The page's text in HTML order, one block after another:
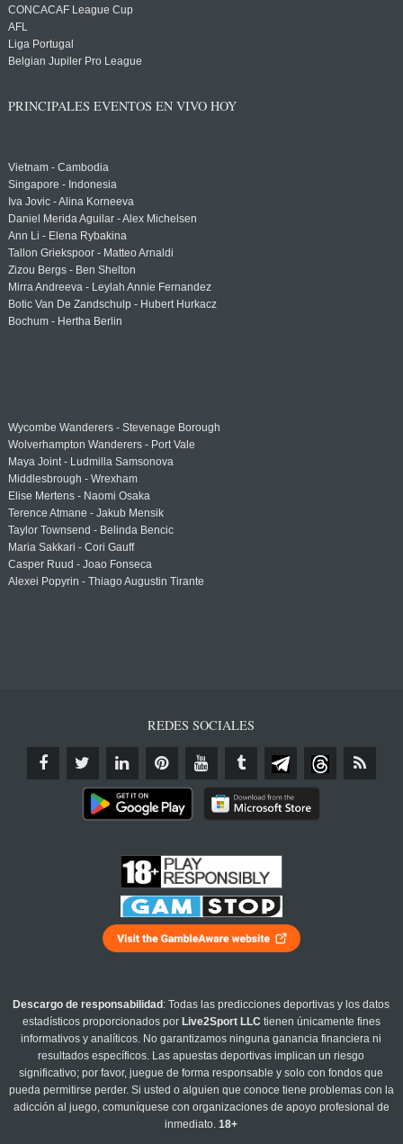
CONCACAF League Cup
AFL
Liga Portugal
Belgian Jupiler Pro League
PRINCIPALES EVENTOS EN VIVO HOY
Vietnam - Cambodia
Singapore - Indonesia
Iva Jovic - Alina Korneeva
Daniel Merida Aguilar - Alex Michelsen
Ann Li - Elena Rybakina
Tallon Griekspoor - Matteo Arnaldi
Zizou Bergs - Ben Shelton
Mirra Andreeva - Leylah Annie Fernandez
Botic Van De Zandschulp - Hubert Hurkacz
Bochum - Hertha Berlin
Wycombe Wanderers - Stevenage Borough
Wolverhampton Wanderers - Port Vale
Maya Joint - Ludmilla Samsonova
Middlesbrough - Wrexham
Elise Mertens - Naomi Osaka
Terence Atmane - Jakub Mensik
Taylor Townsend - Belinda Bencic
Maria Sakkari - Cori Gauff
Casper Ruud - Joao Fonseca
Alexei Popyrin - Thiago Augustin Tirante
REDES SOCIALES
Descargo de responsabilidad : Todas las predicciones deportivas y los datos
estadísticos proporcionados por Live2Sport LLC tienen únicamente fines
informativos y analíticos. No garantizamos ninguna ganancia financiera ni
resultados específicos. Las apuestas deportivas implican un riesgo
significativo; por favor, juegue de forma responsable y solo con fondos que
pueda permitirse perder. Si usted o alguien que conoce tiene problemas con la
adicción al juego, comuníquese con organizaciones de apoyo profesional de
inmediato.18+